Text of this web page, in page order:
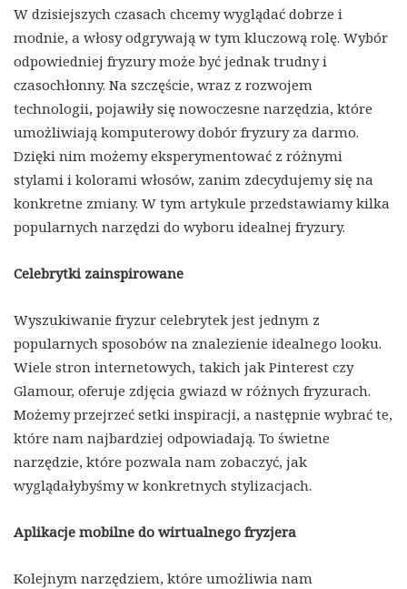
W dzisiejszych czasach chcemy wyglądać dobrze i
modnie, a włosy odgrywają w tym kluczową rolę. Wybór
odpowiedniej fryzury może być jednak trudny i
czasochłonny. Na szczęście, wraz z rozwojem
technologii, pojawiły się nowoczesne narzędzia, które
umożliwiają komputerowy dobór fryzury za darmo.
Dzięki nim możemy eksperymentować z różnymi
stylami i kolorami włosów, zanim zdecydujemy się na
konkretne zmiany. W tym artykule przedstawiamy kilka
popularnych narzędzi do wyboru idealnej fryzury.
Celebrytki zainspirowane
Wyszukiwanie fryzur celebrytek jest jednym z
popularnych sposobów na znalezienie idealnego looku.
Wiele stron internetowych, takich jak Pinterest czy
Glamour, oferuje zdjęcia gwiazd w różnych fryzurach.
Możemy przejrzeć setki inspiracji, a następnie wybrać te,
które nam najbardziej odpowiadają. To świetne
narzędzie, które pozwala nam zobaczyć, jak
wyglądałybyśmy w konkretnych stylizacjach.
Aplikacje mobilne do wirtualnego fryzjera
Kolejnym narzędziem, które umożliwia nam